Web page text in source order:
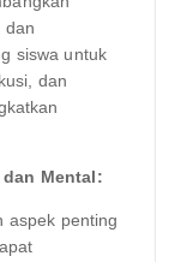
dan
siswa untuk
dan
Mental:
aspek penting